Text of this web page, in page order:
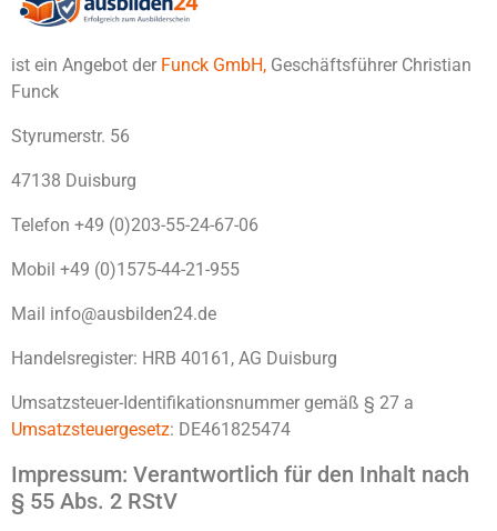
ist ein Angebot der Funck GmbH, Geschäftsführer Christian
Funck
Styrumerstr. 56
47138 Duisburg
Telefon +49 (0)203-55-24-67-06
Mobil +49 (0)1575-44-21-955
Mail info@ausbilden24.de
Handelsregister: HRB 40161 , AG Duisburg
Umsatzsteuer-Identifikationsnummer gemäß § 27 a
Umsatzsteuergesetz: DE461825474
Impressum: Verantwortlich für den Inhalt nach
§ 55 Abs. 2 RStV